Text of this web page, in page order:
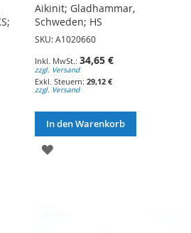
Aikinit; Gladhammar,
Schweden; HS
SKU: A1020660
34,65 €
zzgl. Versand
29,12 €
zzgl. Versand
In den Warenkorb
ZUR